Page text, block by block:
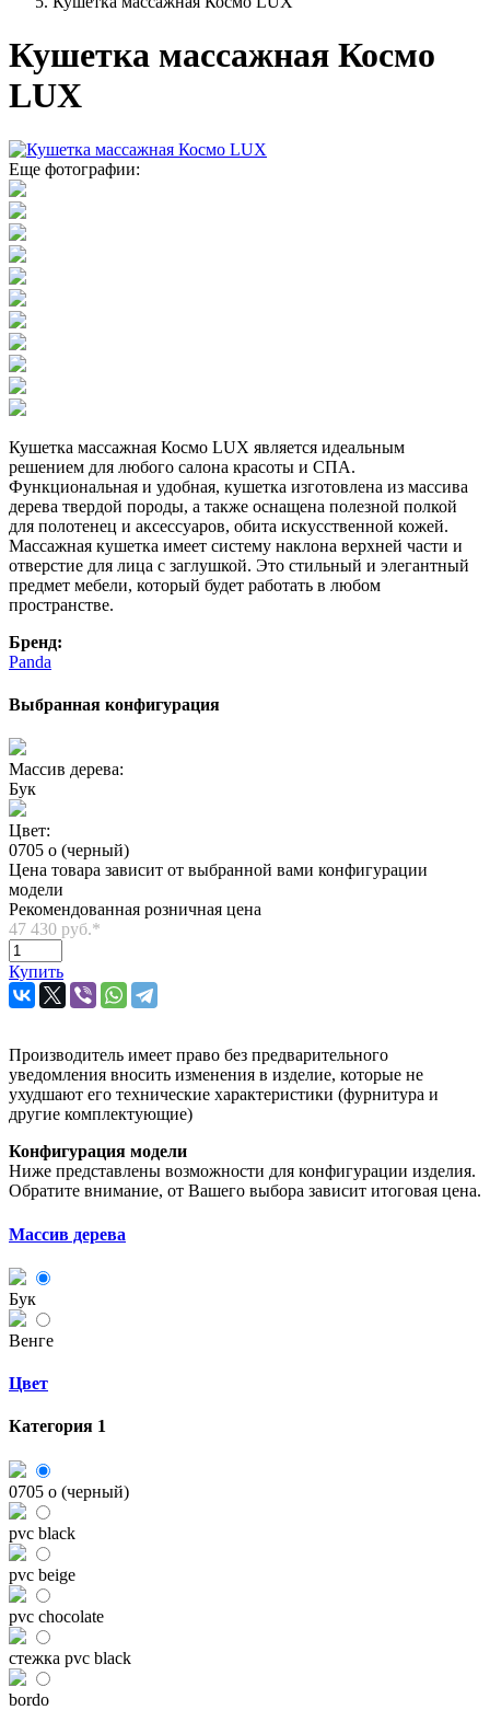
Кушетка массажная Космо
LUX
Еще фотографии:
Кушетка массажная Космо LUX является идеальным
решением для любого салона красоты и СПА.
Функциональная и удобная, кушетка изготовлена из массива
дерева твердой породы, а также оснащена полезной полкой
для полотенец и аксессуаров, обита искусственной кожей.
Массажная кушетка имеет систему наклона верхней части и
отверстие для лица с заглушкой. Это стильный и элегантный
предмет мебели, который будет работать в любом
пространстве.
Бренд:
Panda
Выбранная конфигурация
Массив дерева:
Бук
Цвет:
0705 o (черный)
Цена товара зависит от выбранной вами конфигурации
модели
Рекомендованная розничная цена
47 430 руб.*
Купить
Производитель имеет право без предварительного
уведомления вносить изменения в изделие, которые не
ухудшают его технические характеристики (фурнитура и
другие комплектующие)
Конфигурация модели
Ниже представлены возможности для конфигурации изделия.
Обратите внимание, от Вашего выбора зависит итоговая цена.
Массив дерева
Бук
Венге
Цвет
Категория 1
0705 o (черный)
pvc black
pvc beige
pvc chocolate
стежка pvc black
bordo